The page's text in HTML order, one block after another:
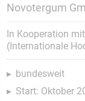
Novotergum
In Kooperation
(Internationale
bundesweit
Start: Oktober